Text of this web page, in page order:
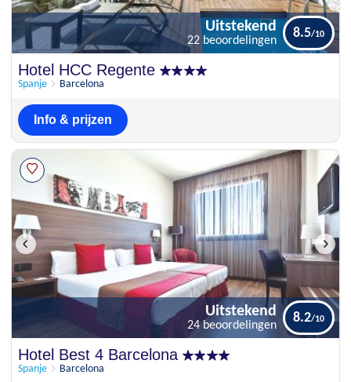
Uitstekend
Hotel HCC Regente
Spanje Barcelona
Uitstekend
22 beoordelingen
8.5
Info & prijzen
Uitstekend
Hotel Best 4 Barcelona
Spanje Barcelona
Uitstekend
24 beoordelingen
8.2